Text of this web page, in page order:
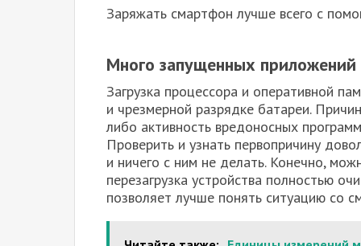
Заряжать смартфон лучше всего с
Много запущенных приложений
Загрузка процессора и оперативной
и чрезмерной разрядке батареи.
либо активность вредоносных
Проверить и узнать первопричину
и ничего с ним не делать. Конечно,
перезагрузка устройства полностью
позволяет лучше понять ситуацию со